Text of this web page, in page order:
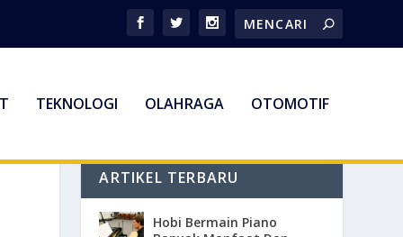
TEKNOLOGI OLAHRAGA OTOMOTIF
ARTIKEL TERBARU
Hobi Bermain Piano